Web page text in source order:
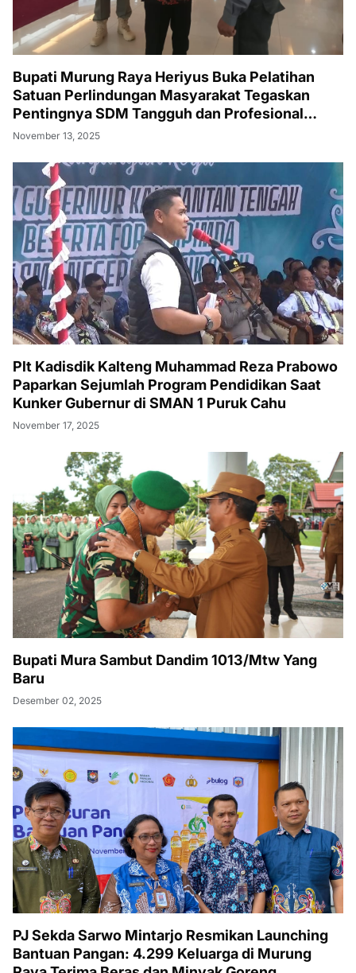
Bupati Murung Raya Heriyus Buka Pelatihan
Satuan Perlindungan Masyarakat Tegaskan
Pentingnya SDM Tangguh dan Profesional
Hadapi Tantangan Keamanan Daerah
November 13, 2025
Plt Kadisdik Kalteng Muhammad Reza Prabowo
Paparkan Sejumlah Program Pendidikan Saat
Kunker Gubernur di SMAN 1 Puruk Cahu
November 17, 2025
Bupati Mura Sambut Dandim 1013/Mtw Yang
Baru
Desember 02, 2025
PJ Sekda Sarwo Mintarjo Resmikan Launching
Bantuan Pangan: 4.299 Keluarga di Murung